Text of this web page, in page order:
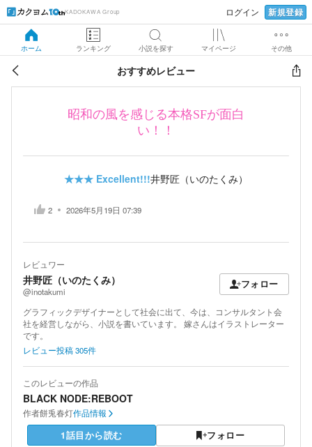
KADOKAWA Group ログイン 新規登録
ホーム ランキング 小説を探す マイページ その他
おすすめレビュー
昭和の風を感じる本格SFが面白
い！！
★★★ Excellent!!!井野匠（いのたくみ）
2 2026年5月19日 07:39
レビュワー
井野匠（いのたくみ）
@inotakumi
フォロー
グラフィックデザイナーとして社会に出て、今は、コンサルタント会
社を経営しながら、小説を書いています。 嫁さんはイラストレーター
です。
レビュー投稿305件
このレビューの作品
BLACK NODE:REBOOT
作者餅兎春灯作品情報
1話目から読む フォロー